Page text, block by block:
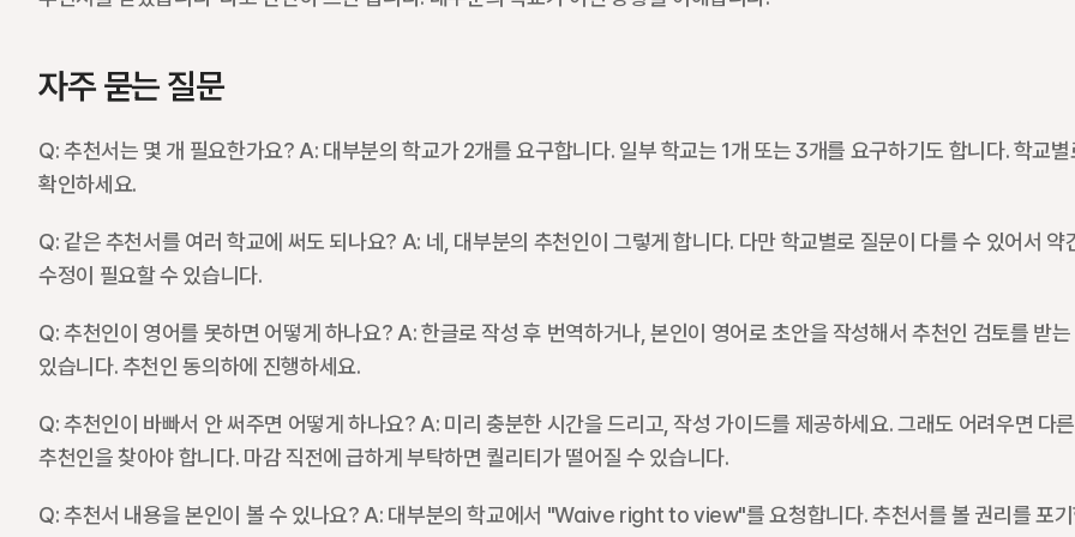
자주 묻는 질문
Q: 추천서는 몇 개 필요한가요? A: 대부분의 학교가 2개를 요구합니다. 일부 학교는 1개 또는 3개를 요구하기도 합니다. 학교별
확인하세요.
Q: 같은 추천서를 여러 학교에 써도 되나요? A: 네, 대부분의 추천인이 그렇게 합니다. 다만 학교별로 질문이 다를 수 있어서 약
수정이 필요할 수 있습니다.
Q: 추천인이 영어를 못하면 어떻게 하나요? A: 한글로 작성 후 번역하거나, 본인이 영어로 초안을 작성해서 추천인 검토를 받는
있습니다. 추천인 동의하에 진행하세요.
Q: 추천인이 바빠서 안 써주면 어떻게 하나요? A: 미리 충분한 시간을 드리고, 작성 가이드를 제공하세요. 그래도 어려우면 다른
추천인을 찾아야 합니다. 마감 직전에 급하게 부탁하면 퀄리티가 떨어질 수 있습니다.
Q: 추천서 내용을 본인이 볼 수 있나요? A: 대부분의 학교에서 "Waive right to view"를 요청합니다. 추천서를 볼 권리를 포